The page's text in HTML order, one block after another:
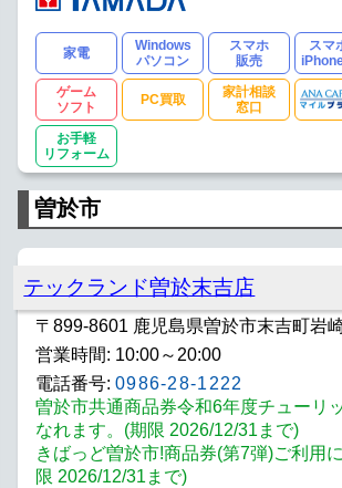
家電
Windows
パソコン
スマホ
販売
スマ
ゲーム
ソフト
PC買取
家計相談
窓口
お手軽
リフォーム
曽於市
テックランド曽於末吉店
〒899-8601 鹿児島県曽於市末吉町岩
営業時間: 10:00～20:00
電話番号: 0986-28-1222
曽於市共通商品券令和6年度チューリ
なれます。(期限 2026/12/31まで)
きばっど曽於市!商品券(第7弾)ご利用
限 2026/12/31まで)